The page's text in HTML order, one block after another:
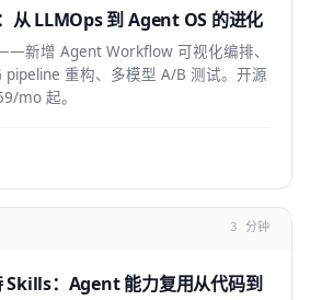
从 LLMOps 到 Agent OS 的进化
新增 Agent Workflow 可视化编排、
pipeline 重构、多模型 A/B 测试。开源
mo 起。
3 分钟
Skills：Agent 能力复用从代码到